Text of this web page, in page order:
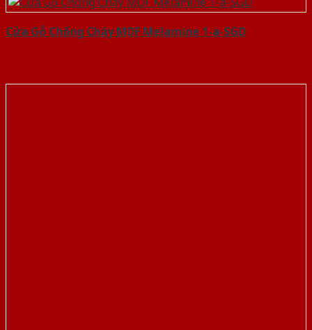
Cửa Gỗ Chống Cháy MDF Melamine 1-a-SGD